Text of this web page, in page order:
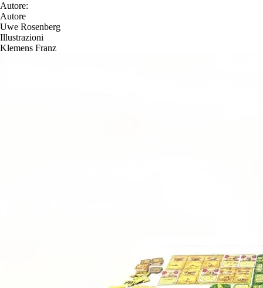
Autore:
Autore
Uwe Rosenberg
Illustrazioni
Klemens Franz